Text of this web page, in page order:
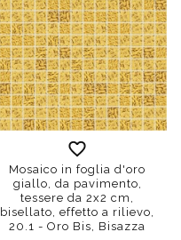
Mosaico in foglia d'oro
giallo, da pavimento,
tessere da 2x2 cm,
bisellato, effetto a rilievo,
20.1 - Oro Bis, Bisazza